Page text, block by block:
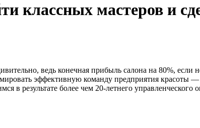
классных мастеров и
ведь конечная прибыль салона на 80%, если
эффективную команду предприятия красоты —
в результате более чем 20-летнего управленческого